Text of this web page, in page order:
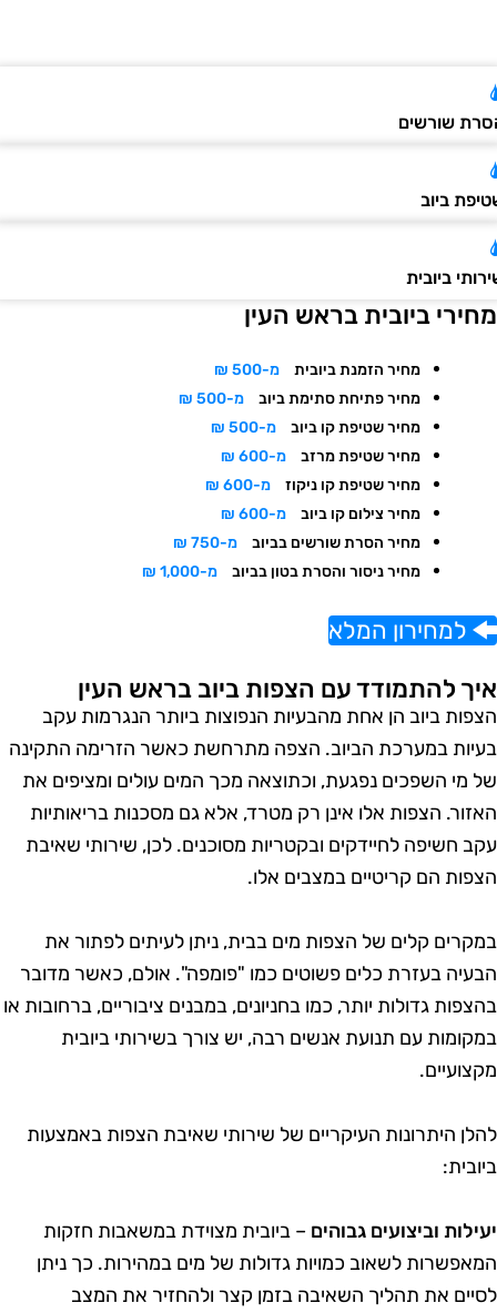
שורשים
ביוב
ביובית
ביובית בראש העין
מחיר הזמנת ביובית
מ-500 ₪
מחיר פתיחת סתימת ביוב
מ-500 ₪
מחיר שטיפת קו ביוב
מ-500 ₪
מחיר שטיפת מרזב
מ-600 ₪
מחיר שטיפת קו ניקוז
מ-600 ₪
מחיר צילום קו ביוב
מ-600 ₪
מחיר הסרת שורשים בביוב
מ-750 ₪
מחיר ניסור והסרת בטון בביוב
מ-1,000 ₪
למחירון המלא
להתמודד עם הצפות ביוב בראש העין
ביוב הן אחת מהבעיות הנפוצות ביותר הנגרמות עקב
במערכת הביוב. הצפה מתרחשת כאשר הזרימה התקינה
מי השפכים נפגעת, וכתוצאה מכך המים עולים ומציפים את
הצפות אלו אינן רק מטרד, אלא גם מסכנות בריאותיות
חשיפה לחיידקים ובקטריות מסוכנים. לכן, שירותי שאיבת
הם קריטיים במצבים אלו.
קלים של הצפות מים בבית, ניתן לעיתים לפתור את
בעזרת כלים פשוטים כמו "פומפה". אולם, כאשר מדובר
גדולות יותר, כמו בחניונים, במבנים ציבוריים, ברחובות או
עם תנועת אנשים רבה, יש צורך בשירותי ביובית
היתרונות העיקריים של שירותי שאיבת הצפות באמצעות
וביצועים גבוהים– ביובית מצוידת במשאבות חזקות
לשאוב כמויות גדולות של מים במהירות. כך ניתן
את תהליך השאיבה בזמן קצר ולהחזיר את המצב